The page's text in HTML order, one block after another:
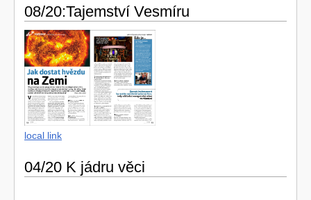
08/20:Tajemství Vesmíru
local link
04/20 K jádru věci